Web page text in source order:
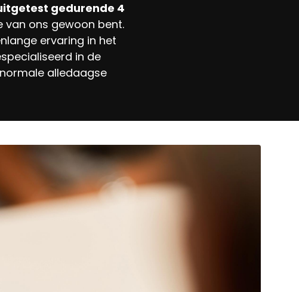
gedurende 4
van ons gewoon bent.
ervaring in het
in de
alledaagse